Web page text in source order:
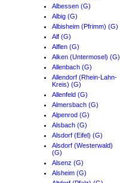
Albessen (G)
Albig (G)
Albisheim (Pfrimm) (G)
Alf (G)
Alflen (G)
Alken (Untermosel) (G)
Allenbach (G)
Allendorf (Rhein-Lahn-
Kreis) (G)
Allenfeld (G)
Almersbach (G)
Alpenrod (G)
Alsbach (G)
Alsdorf (Eifel) (G)
Alsdorf (Westerwald)
(G)
Alsenz (G)
Alsheim (G)